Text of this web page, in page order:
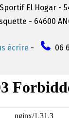
El Hogar -
- 64600
écrire - 06